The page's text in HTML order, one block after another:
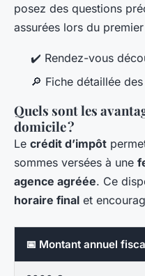
posez des questions
assurées lors du
✔️ Rendez-vous
🔎 Fiche détaillée des
Quels sont les
domicile ?
Le crédit d’impôt
sommes versées à une
agence agréée. Ce
horaire final et
📅 Montant annuel